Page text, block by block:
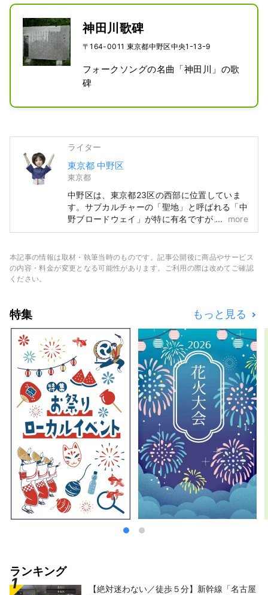
になります。
中野区の発展の礎を築いたといわれる
所」、その他「中野村町役場跡」があ
ります。「堀江家伝来の朱印状」「五
輪塔」が中野区指定有形文化財に指定
神田川歌碑
〒164-0011 東京都中野区中央1ｰ13ｰ9
フォークソングの名曲「神田川」の歌
碑
ライター
東京都 中野区
東京都
中野区は、東京都23区の西部に位置していま
す。サブカルチャーの「聖地」と呼ばれる「中
野ブロードウェイ」が特に有名ですが、それ以
外にも歴史ある神社・仏閣やグルメなど、多く
「100年に1度」とも言われる再開発が進み、
まちの移り変わりが進む一方、昔ながらの人情
いうまちの特徴にもつながっています。
more
本記事の情報は取材・執筆当時のものです。記事公開後に商品やサービス
の内容・料金が変更となる可能性があります。ご利用の際は改めてご確認
ください。
特集 もっと見る
ランキング
【絶対迷わない／徒歩５分】新幹線「名古屋